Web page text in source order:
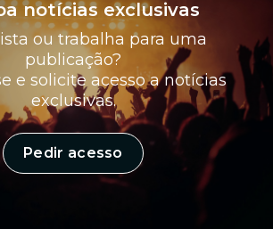
notícias exclusivas
ou trabalha para uma
publicação?
e solicite acesso a notícias
exclusivas.
Pedir acesso